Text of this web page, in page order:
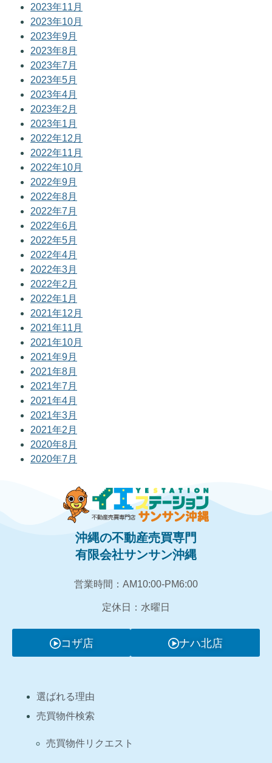
2023年11月
2023年10月
2023年9月
2023年8月
2023年7月
2023年5月
2023年4月
2023年2月
2023年1月
2022年12月
2022年11月
2022年10月
2022年9月
2022年8月
2022年7月
2022年6月
2022年5月
2022年4月
2022年3月
2022年2月
2022年1月
2021年12月
2021年11月
2021年10月
2021年9月
2021年8月
2021年7月
2021年4月
2021年3月
2021年2月
2020年8月
2020年7月
沖縄の不動産売買専門
有限会社サンサン沖縄
営業時間：AM10:00‐PM6:00
定休日：水曜日
コザ店 ナハ北店
選ばれる理由
売買物件検索
売買物件リクエスト